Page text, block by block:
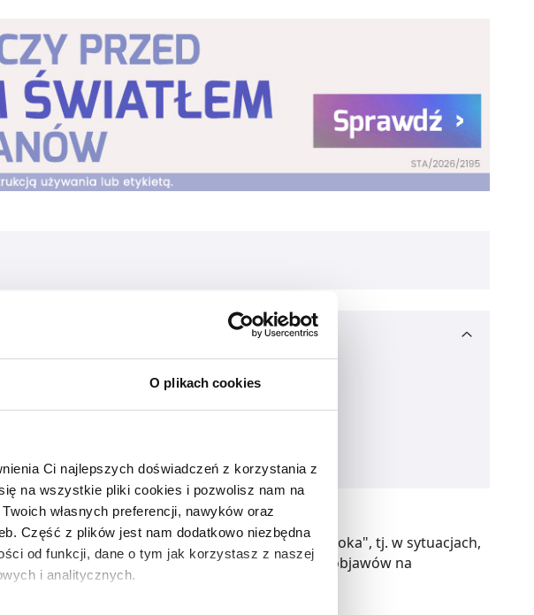
O plikach cookies
Ci najlepszych doświadczeń z korzystania z
na wszystkie pliki cookies i pozwolisz nam na
własnych preferencji, nawyków oraz
Część z plików jest nam dodatkowo niezbędna
od funkcji, dane o tym jak korzystasz z naszej
i analitycznych.
objawowym innych postaci zespołu "suchego oka", tj. w sytuacjach,
rogówki powoduje wystąpienie niepożądanych objawów na